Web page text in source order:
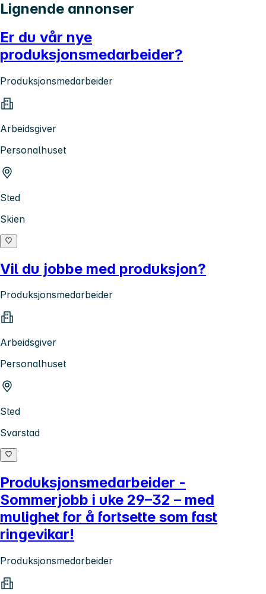
Lignende annonser
Er du vår nye
produksjonsmedarbeider?
Produksjonsmedarbeider
Arbeidsgiver
Personalhuset
Sted
Skien
Vil du jobbe med produksjon?
Produksjonsmedarbeider
Arbeidsgiver
Personalhuset
Sted
Svarstad
Produksjonsmedarbeider -
Sommerjobb i uke 29–32 – med
mulighet for å fortsette som fast
ringevikar!
Produksjonsmedarbeider